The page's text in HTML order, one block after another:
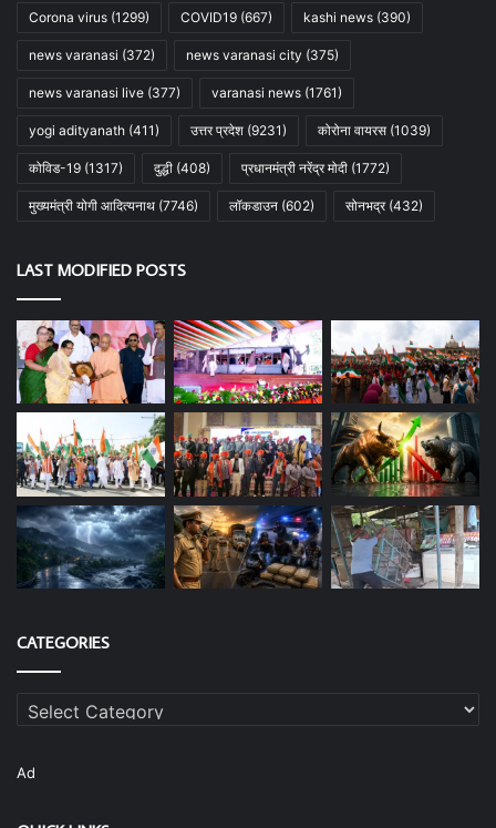
Corona virus (1299) COVID19 (667) kashi news (390)
news varanasi (372) news varanasi city (375)
news varanasi live (377) varanasi news (1761)
yogi adityanath (411) उत्तर प्रदेश (9231) कोरोना वायरस (1039)
कोविड-19 (1317) दुद्धी (408) प्रधानमंत्री नरेंद्र मोदी (1772)
मुख्यमंत्री योगी आदित्यनाथ (7746) लॉकडाउन (602) सोनभद्र(432)
LAST MODIFIED POSTS
CATEGORIES
Categories
Ad